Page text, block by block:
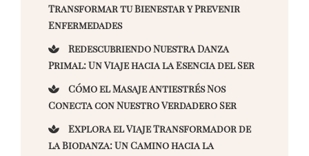
Transformar tu Bienestar y Prevenir
Enfermedades
Redescubriendo Nuestra Danza
Primal: Un Viaje hacia la Esencia del Ser
Cómo el Masaje Antiestrés Nos
Conecta con Nuestro Verdadero Ser
Explora el Viaje Transformador de
la Biodanza: Un Camino hacia la